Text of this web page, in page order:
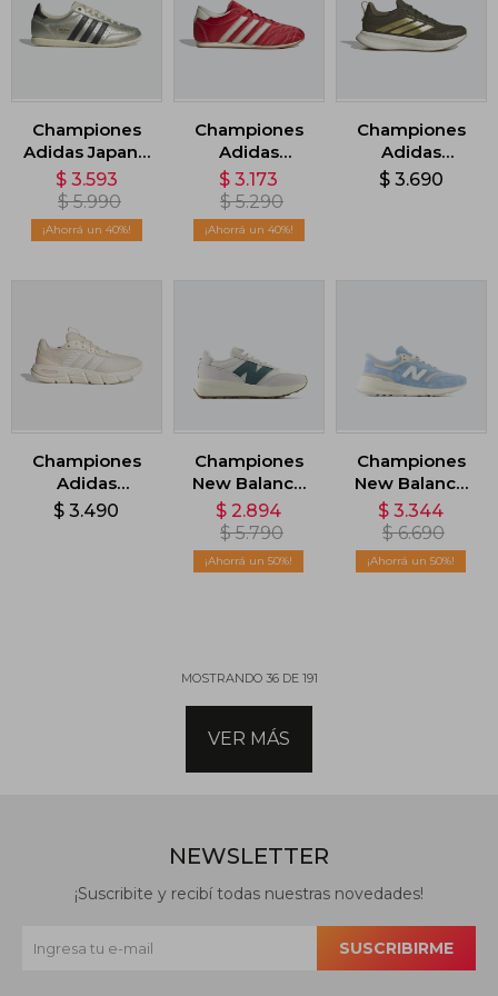
Championes
Adidas Japan -
Gris
$ 3.593
$ 5.990
40
Championes
Adidas
Taekwondo
Lace W - Rojo
$ 3.173
$ 5.290
40
Championes
Adidas
Runblaze -
$ 3.690
Championes
Adidas
Cloudfoam
$ 3.490
Championes
New Balance
370 - Blanco
$ 2.894
$ 5.790
50
Championes
New Balance
997 - Azul
$ 3.344
$ 6.690
50
MOSTRANDO 36DE 191
VER MÁS
NEWSLETTER
¡Suscribite y recibí todas nuestras novedades!
SUSCRIBIRME